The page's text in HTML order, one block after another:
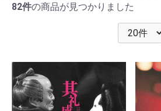
82件の商品が見つかりました